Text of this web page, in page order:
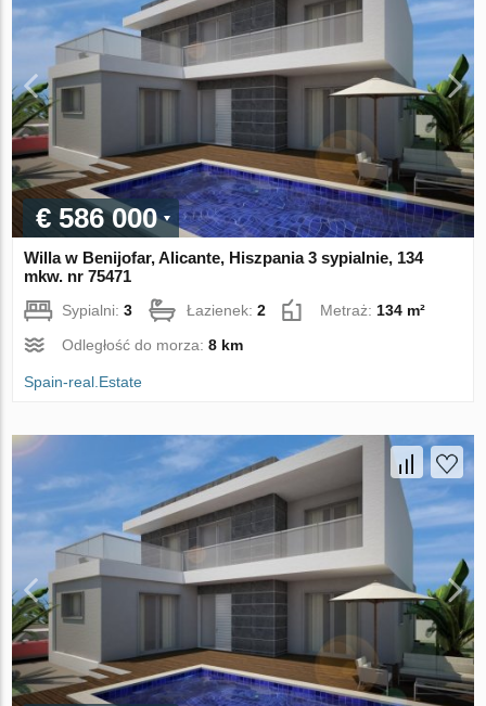
€ 586 000
Willa w Benijofar, Alicante, Hiszpania 3 sypialnie, 134
mkw. nr 75471
Sypialni:3 Łazienek:2 Metraż:134 m²
Odległość do morza:8 km
Spain-real.Estate